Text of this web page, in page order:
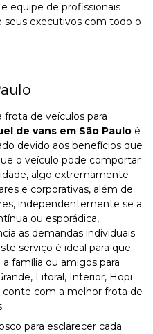
equipe de profissionais
seus executivos com todo o
frota de veículos para
de vans em São Paulo é
devido aos benefícios que
o veículo pode comportar
algo extremamente
e corporativas, além de
independentemente se a
ou esporádica,
as demandas individuais
serviço é ideal para que
família ou amigos para
Litoral, Interior, Hopi
conte com a melhor frota de
para esclarecer cada